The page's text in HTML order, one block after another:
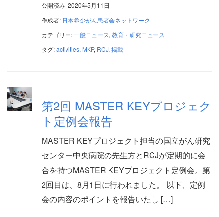
公開済み: 2020年5月11日
作成者: 日本希少がん患者会ネットワーク
カテゴリー:一般ニュース, 教育・研究ニュース
タグ:activities, MKP, RCJ, 掲載
第2回 MASTER KEYプロジェク
ト定例会報告
MASTER KEYプロジェクト担当の国立がん研究
センター中央病院の先生方とRCJが定期的に会
合を持つMASTER KEYプロジェクト定例会。第
2回目は、8月1日に行われました。 以下、定例
会の内容のポイントを報告いたし […]